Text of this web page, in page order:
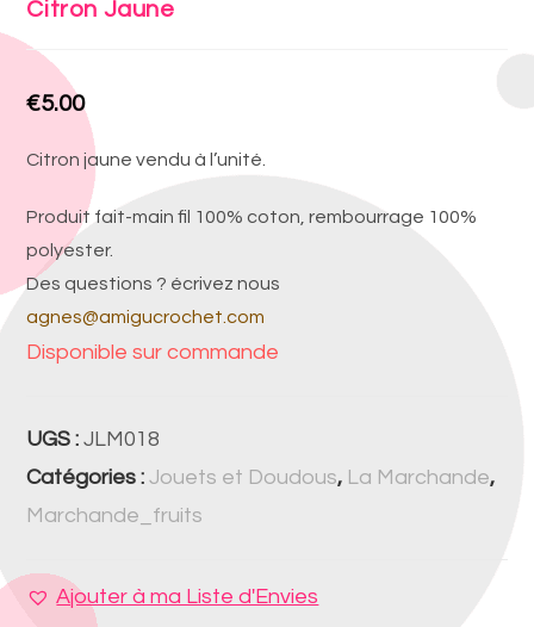
Citron Jaune
€5.00
Citron jaune vendu à l’unité.
Produit fait-main fil 100% coton, rembourrage 100%
polyester.
Des questions ? écrivez nous
agnes@amigucrochet.com
Disponible sur commande
UGS :JLM018
Catégories :Jouets et Doudous, La Marchande,
Marchande_fruits
Ajouter à ma Liste d'Envies